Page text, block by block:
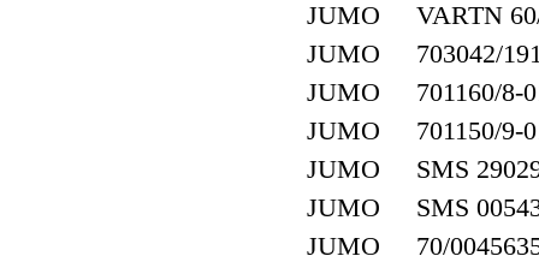
JUMO VARTN 60/
JUMO 703042/
JUMO 701160/8-
JUMO 701150/9-
JUMO SMS
JUMO SMS
JUMO 70/